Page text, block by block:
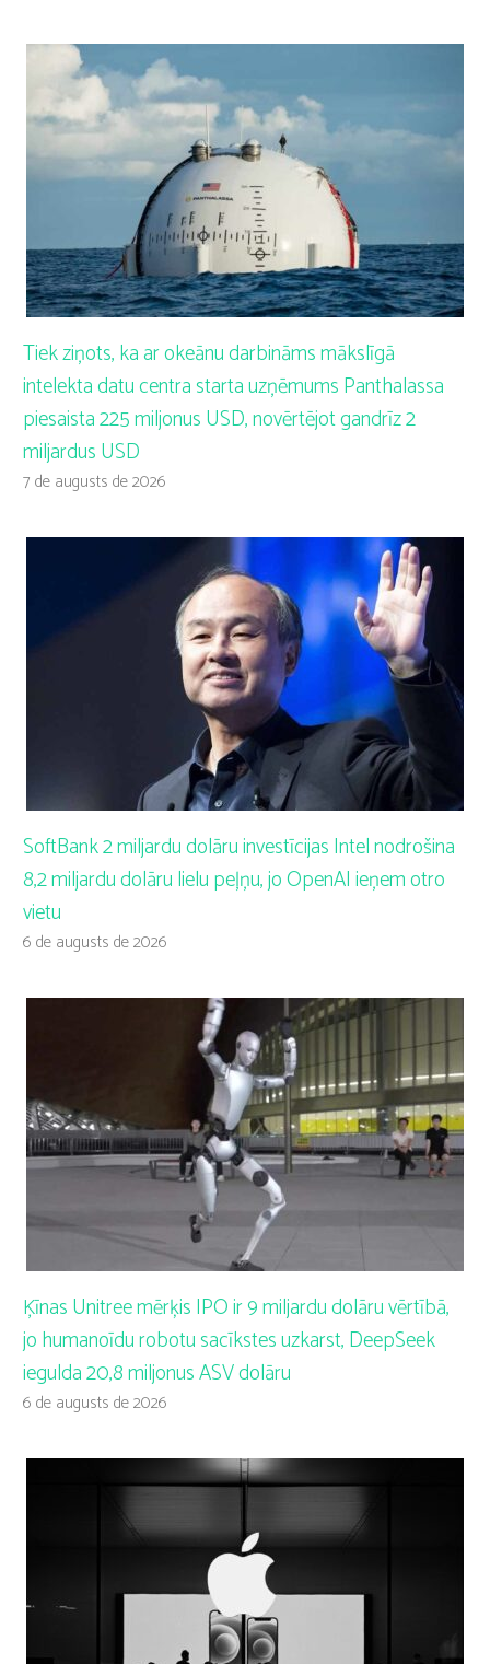
Tiek ziņots, ka ar okeānu darbināms mākslīgā
intelekta datu centra starta uzņēmums Panthalassa
piesaista 225 miljonus USD, novērtējot gandrīz 2
miljardus USD
7 de augusts de 2026
SoftBank 2 miljardu dolāru investīcijas Intel nodrošina
8,2 miljardu dolāru lielu peļņu, jo OpenAI ieņem otro
vietu
6 de augusts de 2026
Ķīnas Unitree mērķis IPO ir 9 miljardu dolāru vērtībā,
jo humanoīdu robotu sacīkstes uzkarst, DeepSeek
iegulda 20,8 miljonus ASV dolāru
6 de augusts de 2026